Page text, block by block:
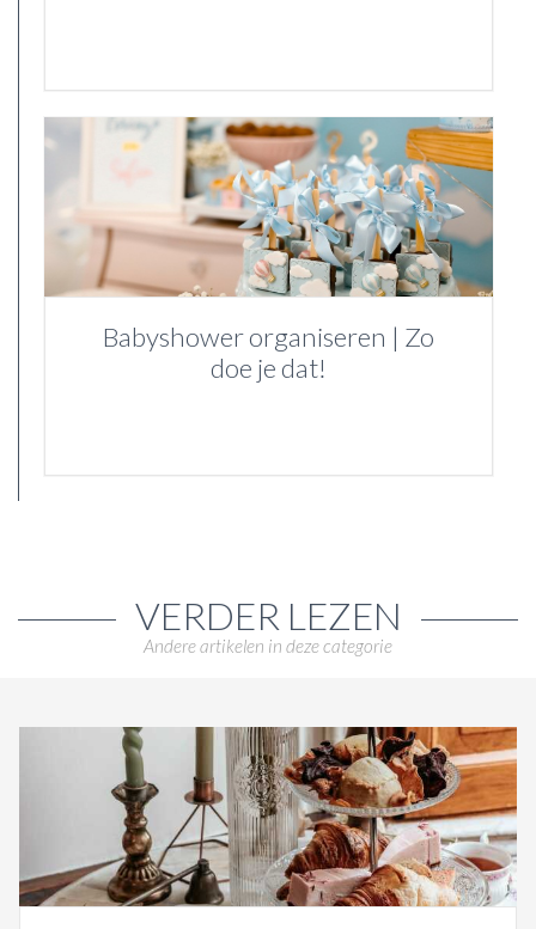
Babyshower organiseren | Zo
doe je dat!
VERDER LEZEN
Andere artikelen in deze categorie